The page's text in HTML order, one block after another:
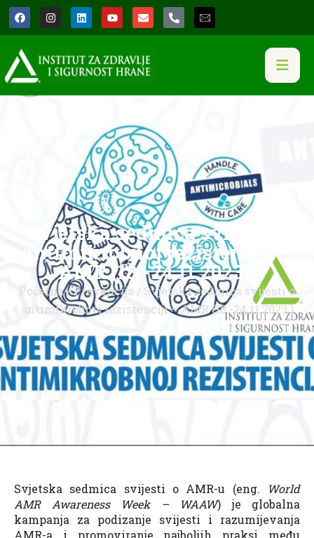
Svjetska sedmica svijesti o
antimikrobnoj rezistenciji –
AMR (18.-24.11.2023.)
Početna/Prevencija / Svjetska sedmica svijesti o
antimikrobnoj rezistenciji – AMR (18.-24.11.2023.)
Svjetska sedmica svijesti o AMR-u (eng.
World
AMR Awareness Week – WAAW) je globalna
kampanja za podizanje svijesti i razumijevanja
AMR-a i promoviranje najboljih praksi među